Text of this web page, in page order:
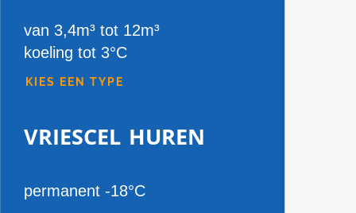
van 3,4m³ tot 12m³
koeling tot 3°C
KIES EEN TYPE
vriescel huren
permanent -18°C